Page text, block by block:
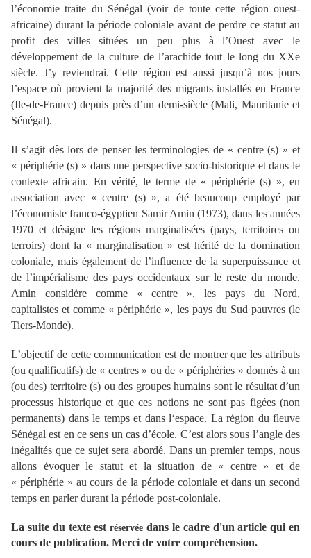
l’économie traite du Sénégal (voir de toute cette région ouest-
africaine) durant la période coloniale avant de perdre ce statut au
profit des villes situées un peu plus à l’Ouest avec le
développement de la culture de l’arachide tout le long du XXe
siècle. J’y reviendrai. Cette région est aussi jusqu’à nos jours
l’espace où provient la majorité des migrants installés en France
(Ile-de-France) depuis près d’un demi-siècle (Mali, Mauritanie et
Sénégal).
Il s’agit dès lors de penser les terminologies de « centre (s) » et
« périphérie (s) » dans une perspective socio-historique et dans le
contexte africain. En vérité, le terme de « périphérie (s) », en
association avec « centre (s) », a été beaucoup employé par
l’économiste franco-égyptien Samir Amin (1973), dans les années
1970 et désigne les régions marginalisées (pays, territoires ou
terroirs) dont la « marginalisation » est hérité de la domination
coloniale, mais également de l’influence de la superpuissance et
de l’impérialisme des pays occidentaux sur le reste du monde.
Amin considère comme « centre », les pays du Nord,
capitalistes et comme « périphérie », les pays du Sud pauvres (le
Tiers-Monde).
L’objectif de cette communication est de montrer que les attributs
(ou qualificatifs) de « centres » ou de « périphéries » donnés à un
(ou des) territoire (s) ou des groupes humains sont le résultat d’un
processus historique et que ces notions ne sont pas figées (non
permanents) dans le temps et dans l‘espace. La région du fleuve
Sénégal est en ce sens un cas d’école. C’est alors sous l’angle des
inégalités que ce sujet sera abordé. Dans un premier temps, nous
allons évoquer le statut et la situation de « centre » et de
« périphérie » au cours de la période coloniale et dans un second
temps en parler durant la période post-coloniale.
La suite du texte estréservée dans le cadre d'un article qui en
cours de publication. Merci de votre compréhension.